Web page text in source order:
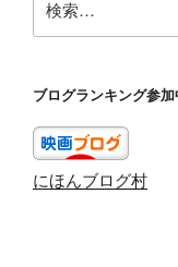
索:
ブログランキング参
にほんブログ村